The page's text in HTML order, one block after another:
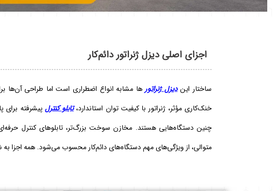
اجزای اصلی دیزل ژنراتور دائم‌کار
ساختار ایندیزل ژنراتورها مشابه انواع اضطراری است اما طراحی آن‌ها
خنک‌کاری مؤثر، ژنراتور با کیفیت توان استاندارد،تابلو کنترل پیشرفته
چنین دستگاه‌هایی هستند. مخازن سوخت بزرگ‌تر، تابلوهای کنترل
متوالی، از ویژگی‌های مهم دستگاه‌های دائم‌کار محسوب می‌شود. همه اجزا